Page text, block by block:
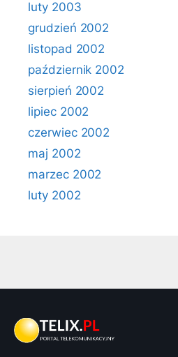
luty 2003
grudzień 2002
listopad 2002
październik 2002
sierpień 2002
lipiec 2002
czerwiec 2002
maj 2002
marzec 2002
luty 2002